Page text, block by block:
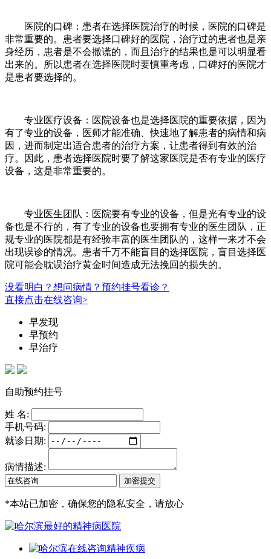
医院的口碑：患者在选择医院治疗的时候，医院的口碑是
非常重要的。患者要选择口碑好的医院，治疗过的患者也是亲
身经历，患者是不会撒谎的，而且治疗的结果也是可以明显看
出来的。所以患者在选择医院时要慎重考虑，口碑好的医院才
是患者要选择的。
专业医疗设备：医院设备也是选择医院的重要依据，因为
有了专业的设备，医师才能准确、快速地了解患者的病情和病
因，进而制定出适合患者的治疗方案，让患者得到有效的治
疗。因此，患者选择医院时要了解这家医院是否有专业的医疗
设备，这是非常重要的。
专业医生团队：医院要有专业的设备，但是光有专业的设
备也是不行的，有了专业的设备也要拥有专业的医生团队，正
规专业的医院都是有经验丰富的医生团队的，这样一来才不会
出现误诊的情况。患者千万不能盲目的选择医院，盲目选择医
院可能会耽误治疗黄金时间造成无法挽回的损失的。
没看明白？想问病情？预约挂号看诊？
直接点击在线咨询>
早发现
早预约
早治疗
自助预约挂号
姓 名:
手机号码:
就诊日期:
病情描述:
*本站已加密，确保您的隐私安全，请放心